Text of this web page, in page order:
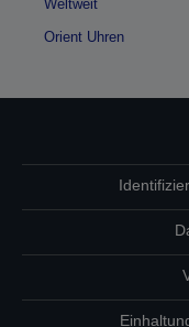
Weltweit
Orient Uhren